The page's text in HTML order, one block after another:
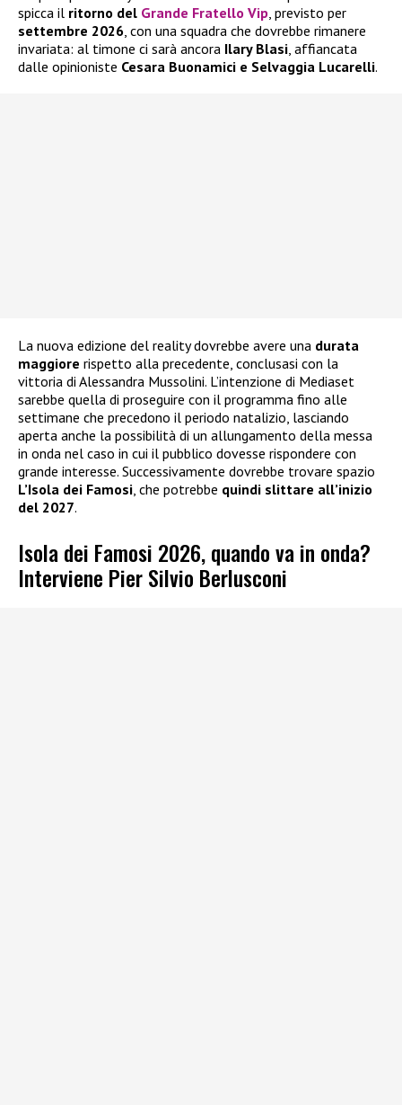
spicca il ritorno del Grande Fratello Vip , previsto per
settembre 2026 , con una squadra che dovrebbe rimanere
invariata: al timone ci sarà ancora Ilary Blasi , affiancata
dalle opinioniste Cesara Buonamici e Selvaggia Lucarelli.
La nuova edizione del reality dovrebbe avere una durata
maggiore rispetto alla precedente, conclusasi con la
vittoria di Alessandra Mussolini. L’intenzione di Mediaset
sarebbe quella di proseguire con il programma fino alle
settimane che precedono il periodo natalizio, lasciando
aperta anche la possibilità di un allungamento della messa
in onda nel caso in cui il pubblico dovesse rispondere con
grande interesse. Successivamente dovrebbe trovare spazio
L’Isola dei Famosi , che potrebbe quindi slittare all’inizio
del 2027.
Isola dei Famosi 2026, quando va in onda?
Interviene Pier Silvio Berlusconi